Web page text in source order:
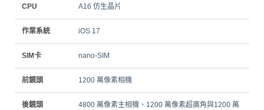
CPU A16 仿生晶片
作業系統 iOS 17
SIM卡 nano‑SIM
前鏡頭 1200 萬像素相機
後鏡頭
4800 萬像素主相機、1200 萬像素超廣角與1200 萬